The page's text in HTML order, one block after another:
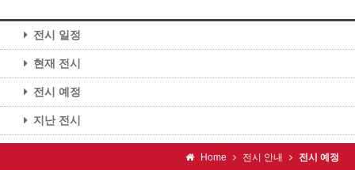
전시 일정
현재 전시
전시 예정
지난 전시
Home 전시 안내 전시 예정